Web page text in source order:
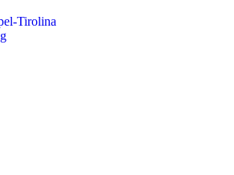
Tirolina